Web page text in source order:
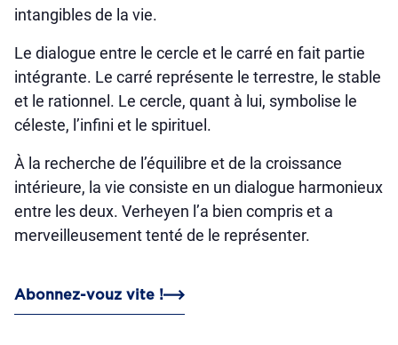
intangibles de la vie.
Le dialogue entre le cercle et le carré en fait partie
intégrante. Le carré représente le terrestre, le stable
et le rationnel. Le cercle, quant à lui, symbolise le
céleste, l’infini et le spirituel.
À la recherche de l’équilibre et de la croissance
intérieure, la vie consiste en un dialogue harmonieux
entre les deux. Verheyen l’a bien compris et a
merveilleusement tenté de le représenter.
Abonnez-vouz vite !